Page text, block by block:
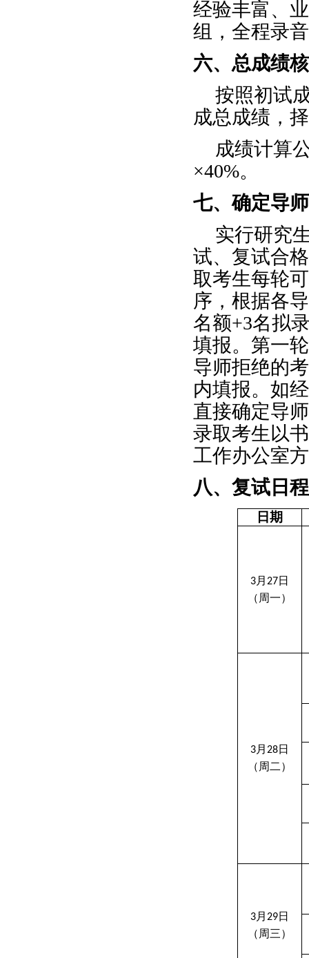
经验丰富、
组，全程录
六、总成绩
按照初试
成总成绩，
成绩计算
×40%。
七、确定导师
实行研究
试、复试合
取考生每轮
序，根据各
名额+3名拟
填报。第一
导师拒绝的
内填报。如
直接确定导
录取考生以
工作办公室
八、复试日
日期
3月 27日
（周一）
3月 28日
（周二）
3月 29日
（周三）